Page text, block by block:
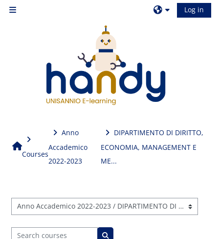
Log in
Home
Courses
Anno
Accademico
2022-2023
DIPARTIMENTO DI DIRITTO,
ECONOMIA, MANAGEMENT E
ME...
Course categories
Search courses